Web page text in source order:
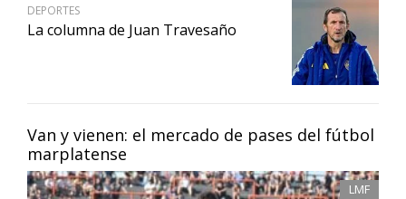
Van y vienen: el mercado de pases del fútbol
marplatense
LMF
DEPORTES
La columna de Juan Travesaño